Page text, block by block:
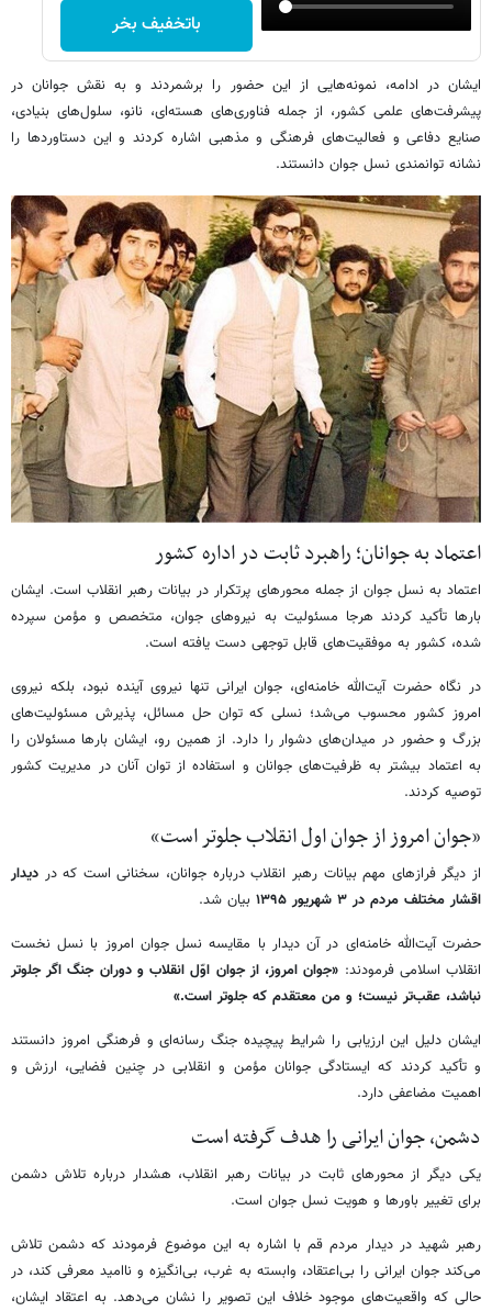
باتخفیف بخر
ایشان در ادامه، نمونه‌هایی از این حضور را برشمردند و به نقش جوانان در
پیشرفت‌های علمی کشور، از جمله فناوری‌های هسته‌ای، نانو، سلول‌های بنیادی،
صنایع دفاعی و فعالیت‌های فرهنگی و مذهبی اشاره کردند و این دستاوردها را
نشانه توانمندی نسل جوان دانستند.
اعتماد به جوانان؛ راهبرد ثابت در اداره کشور
اعتماد به نسل جوان از جمله محورهای پرتکرار در بیانات رهبر انقلاب است. ایشان
بارها تأکید کردند هرجا مسئولیت به نیروهای جوان، متخصص و مؤمن سپرده
شده، کشور به موفقیت‌های قابل توجهی دست یافته است.
در نگاه حضرت آیت‌الله خامنه‌ای، جوان ایرانی تنها نیروی آینده نبود، بلکه نیروی
امروز کشور محسوب می‌شد؛ نسلی که توان حل مسائل، پذیرش مسئولیت‌های
بزرگ و حضور در میدان‌های دشوار را دارد. از همین رو، ایشان بارها مسئولان را
به اعتماد بیشتر به ظرفیت‌های جوانان و استفاده از توان آنان در مدیریت کشور
توصیه کردند.
«جوان امروز از جوان اول انقلاب جلوتر است»
از دیگر فرازهای مهم بیانات رهبر انقلاب درباره جوانان، سخنانی است که در دیدار
اقشار مختلف مردم در ۳ شهریور ۱۳۹۵
بیان شد.
حضرت آیت‌الله خامنه‌ای در آن دیدار با مقایسه نسل جوان امروز با نسل نخست
انقلاب اسلامی فرمودند: «جوان امروز، از جوان اوّل انقلاب و دوران جنگ اگر جلوتر
نباشد، عقب‌تر نیست؛ و من معتقدم که جلوتر است.»
ایشان دلیل این ارزیابی را شرایط پیچیده جنگ رسانه‌ای و فرهنگی امروز دانستند
و تأکید کردند که ایستادگی جوانان مؤمن و انقلابی در چنین فضایی، ارزش و
اهمیت مضاعفی دارد.
دشمن، جوان ایرانی را هدف گرفته است
یکی دیگر از محورهای ثابت در بیانات رهبر انقلاب، هشدار درباره تلاش دشمن
برای تغییر باورها و هویت نسل جوان است.
رهبر شهید در دیدار مردم قم با اشاره به این موضوع فرمودند که دشمن تلاش
می‌کند جوان ایرانی را بی‌اعتقاد، وابسته به غرب، بی‌انگیزه و ناامید معرفی کند، در
حالی که واقعیت‌های موجود خلاف این تصویر را نشان می‌دهد. به اعتقاد ایشان،